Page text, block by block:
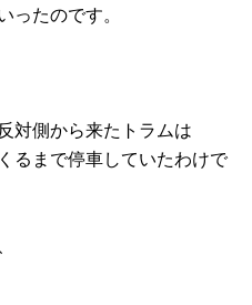
ったのです。
対側から来たトラムは
るまで停車していたわけで